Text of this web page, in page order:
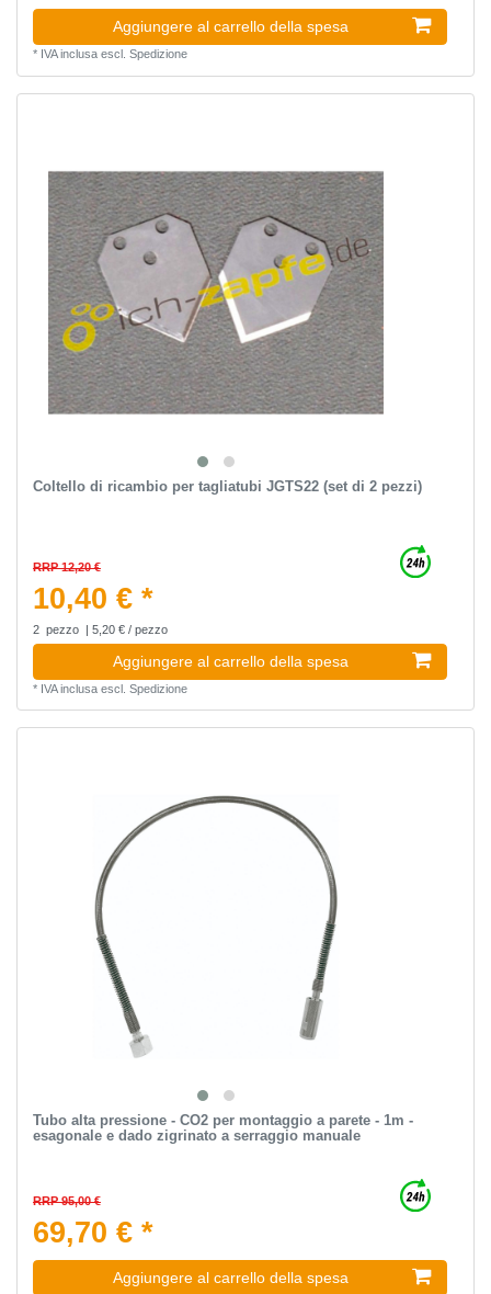
Aggiungere al carrello della spesa
* IVA inclusaescl. Spedizione
Coltello di ricambio per tagliatubi JGTS22 (set di 2 pezzi)
RRP 12,20 €
10,40 € *
2 pezzo | 5,20 € / pezzo
Aggiungere al carrello della spesa
* IVA inclusaescl. Spedizione
Tubo alta pressione - CO2 per montaggio a parete - 1m -
esagonale e dado zigrinato a serraggio manuale
RRP 95,00 €
69,70 € *
Aggiungere al carrello della spesa